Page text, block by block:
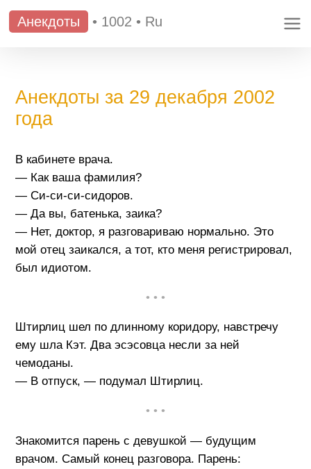
Анекдоты • 1002 • Ru
Анекдоты за 29 декабря 2002
года
В кабинете врача.
— Как ваша фамилия?
— Си-си-си-сидоров.
— Да вы, батенька, заика?
— Нет, доктор, я разговариваю нормально. Это
мой отец заикался, а тот, кто меня регистрировал,
был идиотом.
• • •
Штирлиц шел по длинному коридору, навстречу
ему шла Кэт. Два эсэсовца несли за ней
чемоданы.
— В отпуск, — подумал Штирлиц.
• • •
Знакомится парень с девушкой — будущим
врачом. Самый конец разговора. Парень: